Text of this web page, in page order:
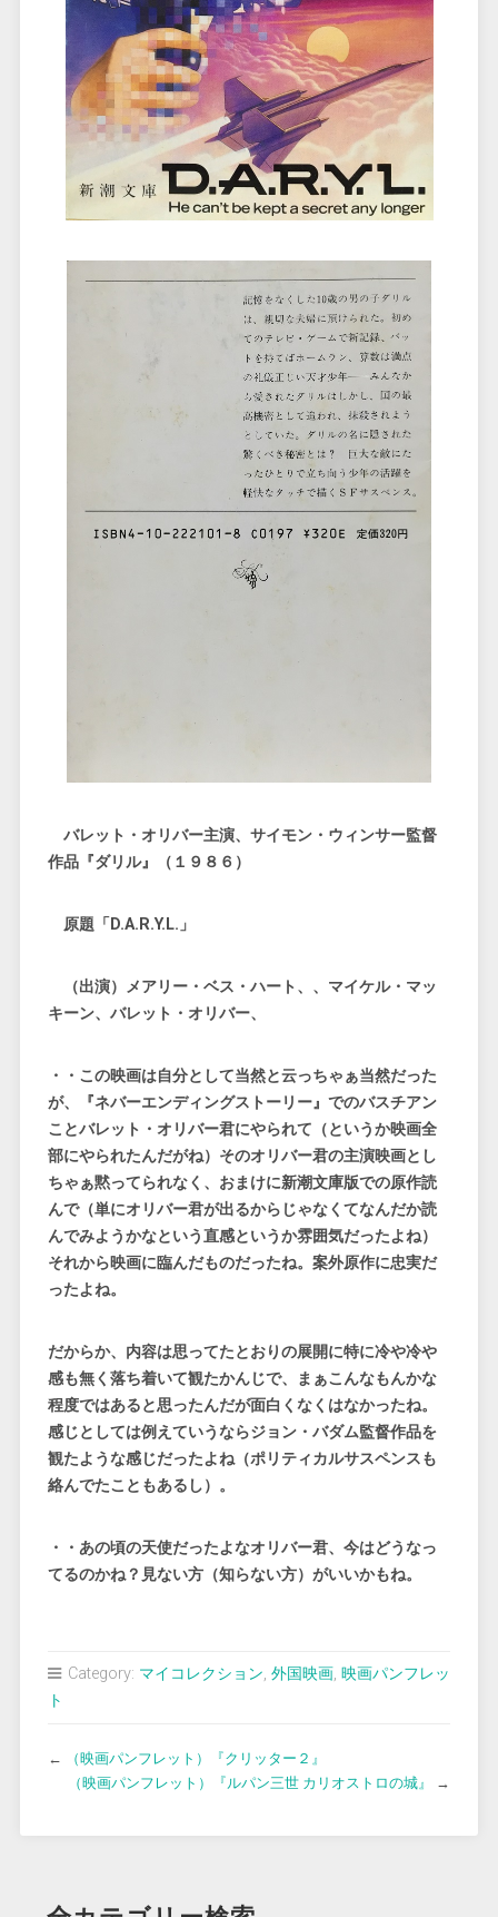
バレット・オリバー主演、サイモン・ウィンサー監督
作品『ダリル』（１９８６）
原題「D.A.R.Y.L.」
（出演）メアリー・ベス・ハート、、マイケル・マッ
キーン、バレット・オリバー、
・・この映画は自分として当然と云っちゃぁ当然だった
が、『ネバーエンディングストーリー』でのバスチアン
ことバレット・オリバー君にやられて（というか映画全
部にやられたんだがね）そのオリバー君の主演映画とし
ちゃぁ黙ってられなく、おまけに新潮文庫版での原作読
んで（単にオリバー君が出るからじゃなくてなんだか読
んでみようかなという直感というか雰囲気だったよね）
それから映画に臨んだものだったね。案外原作に忠実だ
ったよね。
だからか、内容は思ってたとおりの展開に特に冷や冷や
感も無く落ち着いて観たかんじで、まぁこんなもんかな
程度ではあると思ったんだが面白くなくはなかったね。
感じとしては例えていうならジョン・バダム監督作品を
観たような感じだったよね（ポリティカルサスペンスも
絡んでたこともあるし）。
・・あの頃の天使だったよなオリバー君、今はどうなっ
てるのかね？見ない方（知らない方）がいいかもね。
Category: マイコレクション, 外国映画, 映画パンフレッ
ト
←
（映画パンフレット）『クリッター２』
（映画パンフレット）『ルパン三世 カリオストロの城』
→